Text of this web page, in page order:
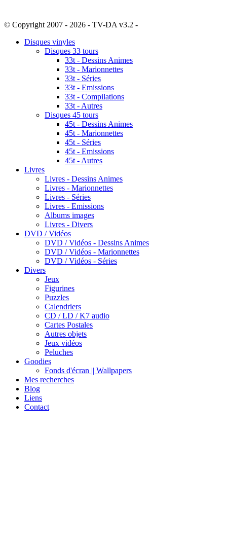
© Copyright 2007 - 2026 - TV-DA v3.2 -
Disques vinyles
Disques 33 tours
33t - Dessins Animes
33t - Marionnettes
33t - Séries
33t - Emissions
33t - Compilations
33t - Autres
Disques 45 tours
45t - Dessins Animes
45t - Marionnettes
45t - Séries
45t - Emissions
45t - Autres
Livres
Livres - Dessins Animes
Livres - Marionnettes
Livres - Séries
Livres - Emissions
Albums images
Livres - Divers
DVD / Vidéos
DVD / Vidéos - Dessins Animes
DVD / Vidéos - Marionnettes
DVD / Vidéos - Séries
Divers
Jeux
Figurines
Puzzles
Calendriers
CD / LD / K7 audio
Cartes Postales
Autres objets
Jeux vidéos
Peluches
Goodies
Fonds d'écran || Wallpapers
Mes recherches
Blog
Liens
Contact